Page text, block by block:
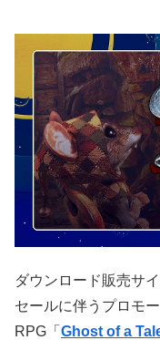
ダウンロード販売サ
セールに伴うプロモ
RPG「 Ghost of a